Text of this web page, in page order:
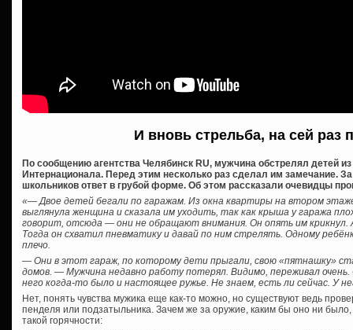
И вновь стрельба, на сей раз
По сообщению агентства Челябинск RU, мужчина обстрелял детей
Интернационала. Перед этим несколько раз сделал им замечание.
школьников ответ в грубой форме. Об этом рассказали очевидцы
«— Двое детей бегали по гаражам. Из окна квартиры на втором
выглянула женщина и сказала им уходить, так как крыша у гаража
говорит, отсюда — они не обращают внимания. Он опять им
Тогда он схватил пневматику и давай по ним стрелять. Одному
плечо.
— Они в этот гараж, по которому дети прыгали, свою «пятнашку»
домов. — Мужчина недавно работу потерял. Видимо, переживал
него когда-то было и настоящее ружье. Не знаем, есть ли сейчас. У
Нет, понять чувства мужика еще как-то можно, но существуют ведь
пенделя или подзатыльника. Зачем же за оружие, каким бы оно ни
такой горячности: